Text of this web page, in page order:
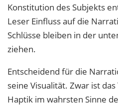
Konstitution des Subjekts
Leser Einfluss auf die
Schlüsse bleiben in der
ziehen.
Entscheidend für die
seine Visualität. Zwar ist
Haptik im wahrsten Sinne